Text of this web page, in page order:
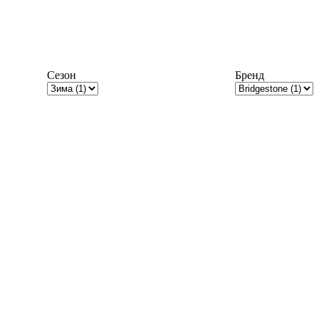
Сезон Бренд